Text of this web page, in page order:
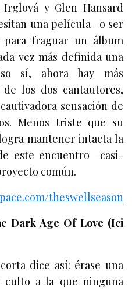
y Glen Hansard
una película –o ser
fraguar un álbum
vez más definida una
sí, ahora hay más
los dos cantautores,
sensación de
Menos triste que su
mantener intacta la
este encuentro –casi-
común.
theswellseason
Dark Age Of Love (Ici
dice así: érase una
culto a la que ninguna